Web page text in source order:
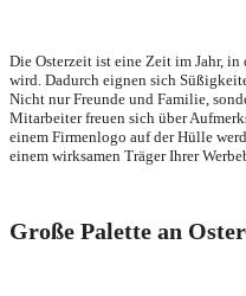
Die Osterzeit ist eine Zeit im Jahr, in
wird. Dadurch eignen sich
Nicht nur Freunde und Familie,
Mitarbeiter freuen sich über
einem Firmenlogo auf der Hülle
einem wirksamen Träger Ihrer
Große Palette an